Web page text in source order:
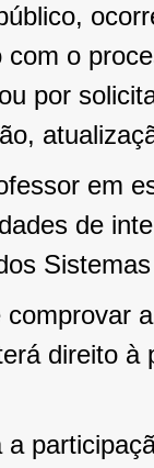
o
por
em
de
direito
a